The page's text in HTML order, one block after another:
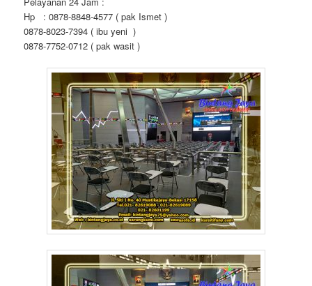
Hp : 0878-8848-4577 ( pak Ismet )
0878-8023-7394 ( ibu yeni )
0878-7752-0712 ( pak wasit )